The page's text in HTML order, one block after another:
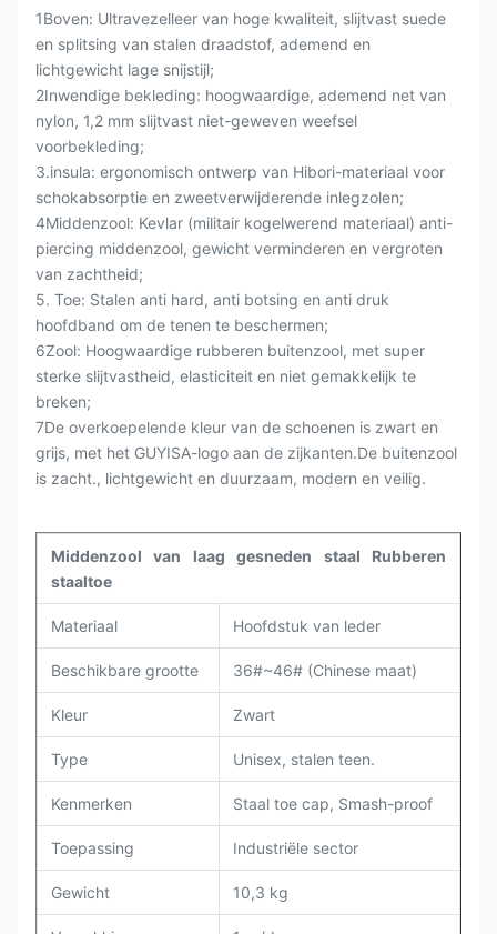
1Boven: Ultravezelleer van hoge kwaliteit, slijtvast suede
en splitsing van stalen draadstof, ademend en
lichtgewicht lage snijstijl;
2Inwendige bekleding: hoogwaardige, ademend net van
nylon, 1,2 mm slijtvast niet-geweven weefsel
voorbekleding;
3.insula: ergonomisch ontwerp van Hibori-materiaal voor
schokabsorptie en zweetverwijderende inlegzolen;
4Middenzool: Kevlar (militair kogelwerend materiaal) anti-
piercing middenzool, gewicht verminderen en vergroten
van zachtheid;
5. Toe: Stalen anti hard, anti botsing en anti druk
hoofdband om de tenen te beschermen;
6Zool: Hoogwaardige rubberen buitenzool, met super
sterke slijtvastheid, elasticiteit en niet gemakkelijk te
breken;
7De overkoepelende kleur van de schoenen is zwart en
grijs, met het GUYISA-logo aan de zijkanten.De buitenzool
is zacht., lichtgewicht en duurzaam, modern en veilig.
Middenzool van laag gesneden staal Rubberen
staaltoe
Materiaal Hoofdstuk van leder
Beschikbare grootte 36#~46# (Chinese maat)
Kleur Zwart
Type Unisex, stalen teen.
Kenmerken Staal toe cap, Smash-proof
Toepassing Industriële sector
Gewicht 10,3 kg